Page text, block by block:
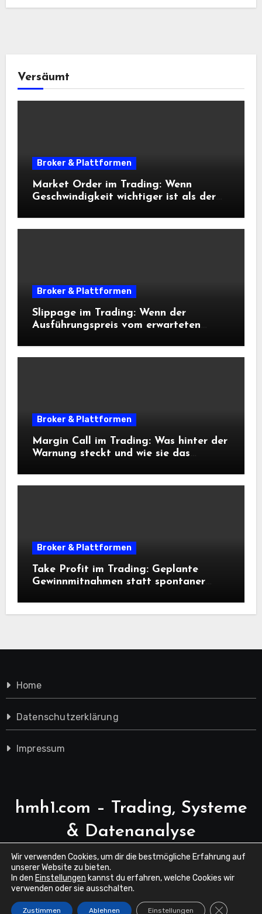
Versäumt
Broker & Plattformen
Market Order im Trading: Wenn
Geschwindigkeit wichtiger ist als der
Broker & Plattformen
Slippage im Trading: Wenn der
Ausführungspreis vom erwarteten
Broker & Plattformen
Margin Call im Trading: Was hinter der
Warnung steckt und wie sie das
Broker & Plattformen
Take Profit im Trading: Geplante
Gewinnmitnahmen statt spontaner
Home
Datenschutzerklärung
Impressum
hmh1.com – Trading, Systeme
& Datenanalyse
Wir verwenden Cookies, um dir die bestmögliche Erfahrung auf
unserer Website zu bieten.
In den Einstellungen kannst du erfahren, welche Cookies wir
verwenden oder sie ausschalten.
Zustimmen Ablehnen Einstellungen GDPR